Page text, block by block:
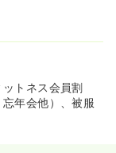
トネス会員割
年会他）、被服